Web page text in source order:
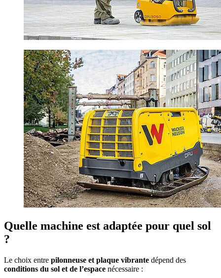
Quelle machine est adaptée pour quel sol
?
Le choix entre pilonneuse et plaque vibrante dépend des
conditions du sol et de l’espace nécessaire :